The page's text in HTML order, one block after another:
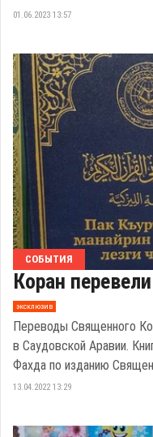
01.06.2023 13:57
СОБЫТИЯ
Коран
эксклюзив
Переводы Священного
в Саудовской Аравии.
Фахда по изданию
13.04.2022 13:29